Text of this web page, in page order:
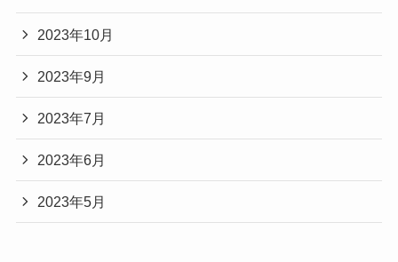
2023年10月
2023年9月
2023年7月
2023年6月
2023年5月